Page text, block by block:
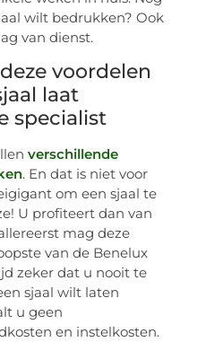
wilt bedrukken? Ook
van dienst.
voordelen
laat
specialist
verschillende
. En dat is niet voor
om een sjaal te
U profiteert dan van
mag deze
van de Benelux
zeker dat u nooit te
sjaal wilt laten
u geen
en instelkosten.